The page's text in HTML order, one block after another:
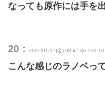
なっても原作には手を
20： 2025/01/17(金) 08:47:36.550
こんな感じのラノベっ